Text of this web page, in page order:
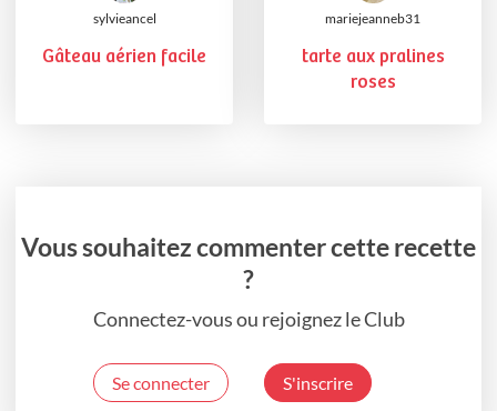
sylvieancel
Gâteau aérien facile
mariejeanneb31
tarte aux pralines
roses
Vous souhaitez commenter cette recette
?
Connectez-vous ou rejoignez le Club
Se connecter S'inscrire